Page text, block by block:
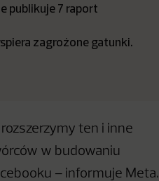
publikuje 7 raport
zagrożone gatunki.
ten i inne
w budowaniu
– informuje Meta.